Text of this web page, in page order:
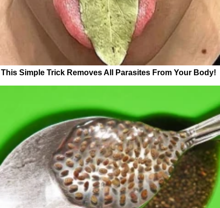
This Simple Trick Removes All Parasites From Your Body!